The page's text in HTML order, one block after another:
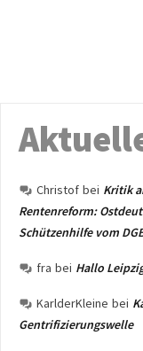
Christof bei Kritik
Rentenreform:
Schützenhilfe vom
fra bei Hallo
KarlderKleine bei
Gentrifizierungswelle